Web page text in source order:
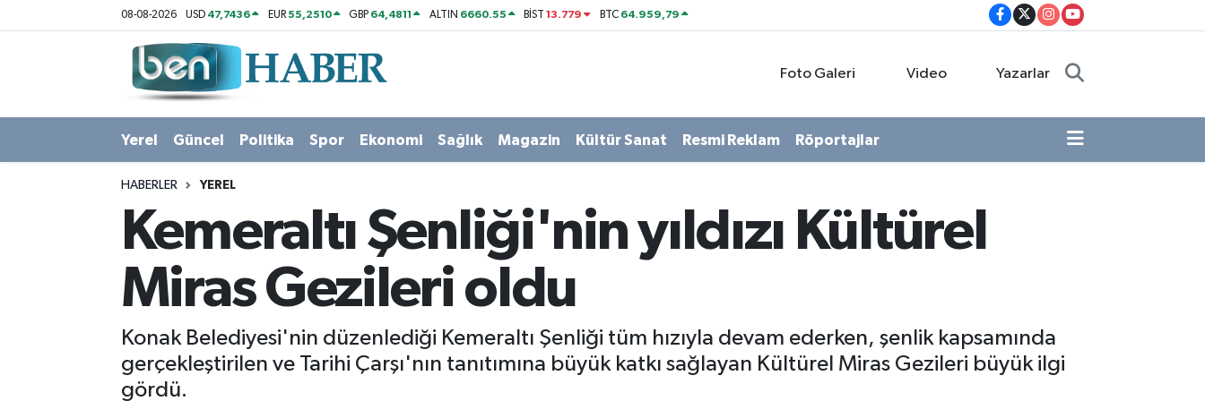
08-08-2026 USD 47,7436 EUR55,2510 GBP 64,4811 ALTIN 6660.55 BİST13.779 BTC 64.959,79
Foto Galeri Video Yazarlar
Yerel Güncel Politika Spor Ekonomi Sağlık Magazin Kültür Sanat Resmi Reklam Röportajlar
HABERLER YEREL
Kemeraltı Şenliği'nin yıldızı Kültürel
Miras Gezileri oldu
Konak Belediyesi'nin düzenlediği Kemeraltı Şenliği tüm hızıyla devam ederken, şenlik kapsamında
gerçekleştirilen ve Tarihi Çarşı'nın tanıtımına büyük katkı sağlayan Kültürel Miras Gezileri büyük ilgi
gördü.
Politika
Kültür Sanat
Hava Durumu
Süper Lig Puan Durumu ve Fikstür
Son Dakika Haberleri
Haber Arşivi